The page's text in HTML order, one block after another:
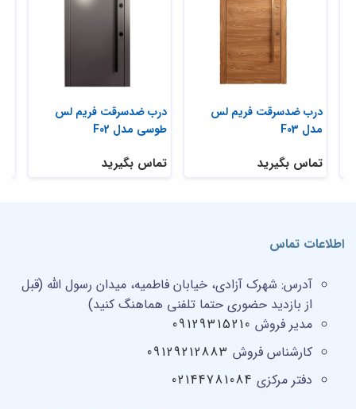
درب ضدسرقت فریم لس
طوسی مدل F02
تماس بگیرید
درب ضدسرقت فریم لس
مدل F03
تماس بگیرید
اطلاعات تماس
آدرس: شهرک آزادی، خیابان فاطمیه، میدان رسول الله (قبل
از بازدید حضوری حتما تلفنی هماهنگ کنید)
مدیر فروش 09129315210
کارشناس فروش 09129212883
دفتر مرکزی 02144781084